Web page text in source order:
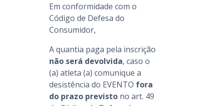
Em conformidade com o
Código de Defesa do
Consumidor,
A quantia paga pela inscrição
não será devolvida, caso o
(a) atleta (a) comunique a
desistência do EVENTO fora
do prazo previstono art. 49